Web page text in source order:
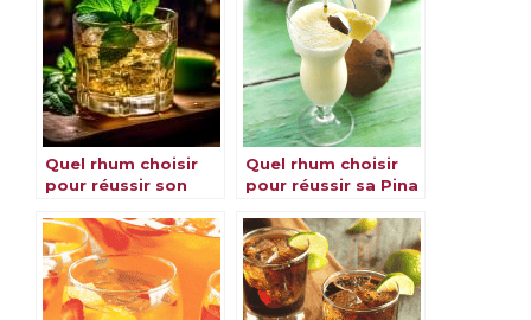
Quel rhum choisir
pour réussir son
Quel rhum choisir
pour réussir sa Pina